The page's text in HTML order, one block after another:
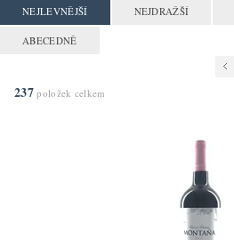
NEJLEVNĚJŠÍ NEJDRAŽŠÍ
ABECEDNĚ
237položek celkem